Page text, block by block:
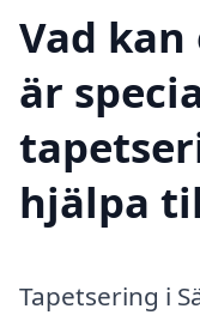
Vad
är
hjälpa
Tapetsering i